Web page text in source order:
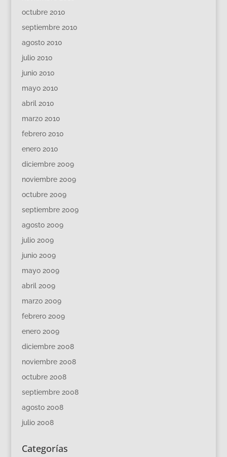
octubre 2010
septiembre 2010
agosto 2010
julio 2010
junio 2010
mayo 2010
abril 2010
marzo 2010
febrero 2010
enero 2010
diciembre 2009
noviembre 2009
octubre 2009
septiembre 2009
agosto 2009
julio 2009
junio 2009
mayo 2009
abril 2009
marzo 2009
febrero 2009
enero 2009
diciembre 2008
noviembre 2008
octubre 2008
septiembre 2008
agosto 2008
julio 2008
Categorías